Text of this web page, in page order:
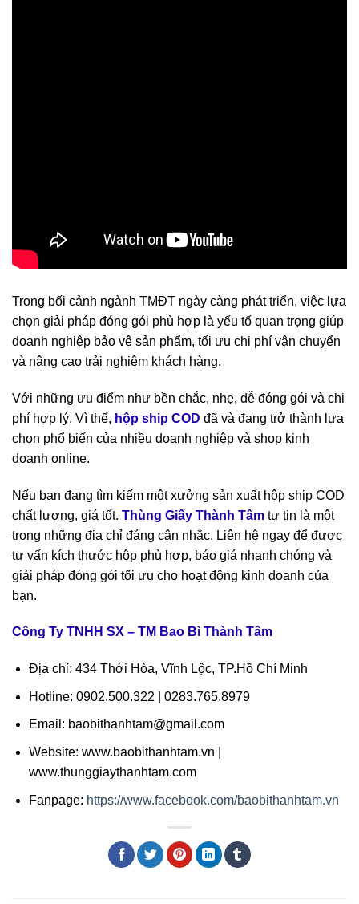
Trong bối cảnh ngành TMĐT ngày càng phát triển, việc lựa
chọn giải pháp đóng gói phù hợp là yếu tố quan trọng giúp
doanh nghiệp bảo vệ sản phẩm, tối ưu chi phí vận chuyển
và nâng cao trải nghiệm khách hàng.
Với những ưu điểm như bền chắc, nhẹ, dễ đóng gói và chi
phí hợp lý. Vì thế, hộp ship COD đã và đang trở thành lựa
chọn phổ biến của nhiều doanh nghiệp và shop kinh
doanh online.
Nếu bạn đang tìm kiếm một xưởng sản xuất hộp ship COD
chất lượng, giá tốt. Thùng Giấy Thành Tâm tự tin là một
trong những địa chỉ đáng cân nhắc. Liên hệ ngay để được
tư vấn kích thước hộp phù hợp, báo giá nhanh chóng và
giải pháp đóng gói tối ưu cho hoạt động kinh doanh của
bạn.
Công Ty TNHH SX – TM Bao Bì Thành Tâm
Địa chỉ: 434 Thới Hòa, Vĩnh Lộc, TP.Hồ Chí Minh
Hotline: 0902.500.322 | 0283.765.8979
Email: baobithanhtam@gmail.com
Website: www.baobithanhtam.vn |
www.thunggiaythanhtam.com
Fanpage: https://www.facebook.com/baobithanhtam.vn